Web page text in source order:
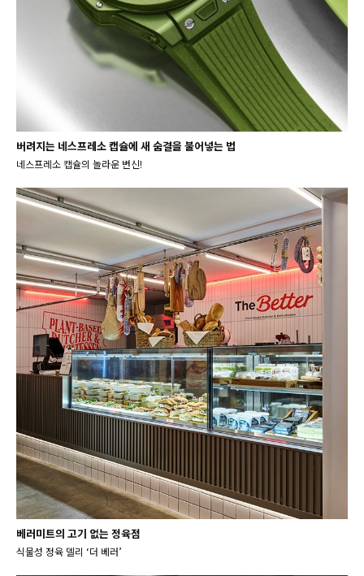
버려지는 네스프레소 캡슐에 새 숨결을 불어넣는 법
네스프레소 캡슐의 놀라운 변신!
베러미트의 고기 없는 정육점
식물성 정육 델리 ‘더 베러’